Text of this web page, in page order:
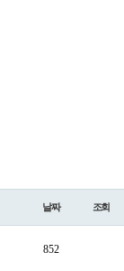
날짜 조회
852